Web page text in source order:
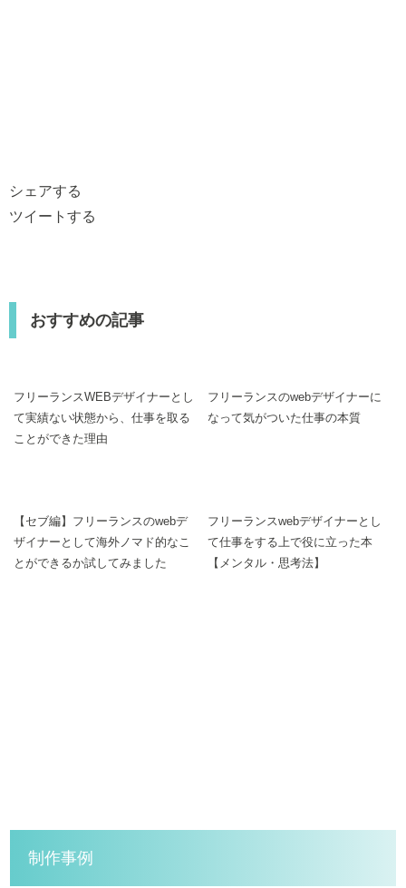
シェアする
ツイートする
おすすめの記事
フリーランスWEBデザイナーとし
て実績ない状態から、仕事を取る
ことができた理由
フリーランスのwebデザイナーに
なって気がついた仕事の本質
【セブ編】フリーランスのwebデ
ザイナーとして海外ノマド的なこ
とができるか試してみました
フリーランスwebデザイナーとし
て仕事をする上で役に立った本
【メンタル・思考法】
制作事例